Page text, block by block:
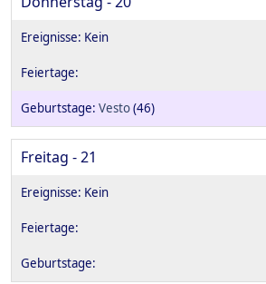
Vesto(46)
Freitag - 21